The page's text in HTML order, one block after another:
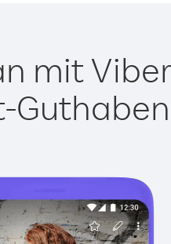
mit